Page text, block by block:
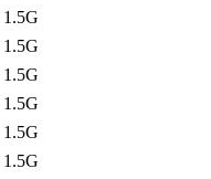
1.5G
1.5G
1.5G
1.5G
1.5G
1.5G